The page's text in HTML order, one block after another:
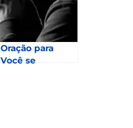
Oração para
Você se